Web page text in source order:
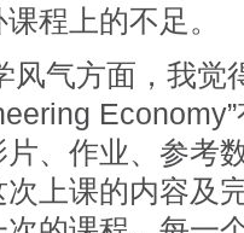
程上的不足。
风气方面，我觉
片、作业、参考
上课的内容及